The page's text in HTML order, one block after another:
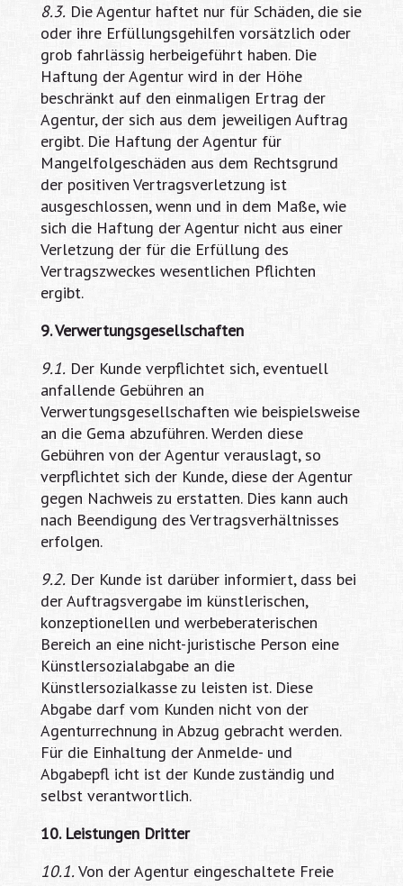
8.3.Die Agentur haftet nur für Schäden, die sie
oder ihre Erfüllungsgehilfen vorsätzlich oder
grob fahrlässig herbeigeführt haben. Die
Haftung der Agentur wird in der Höhe
beschränkt auf den einmaligen Ertrag der
Agentur, der sich aus dem jeweiligen Auftrag
ergibt. Die Haftung der Agentur für
Mangelfolgeschäden aus dem Rechtsgrund
der positiven Vertragsverletzung ist
ausgeschlossen, wenn und in dem Maße, wie
sich die Haftung der Agentur nicht aus einer
Verletzung der für die Erfüllung des
Vertragszweckes wesentlichen Pflichten
ergibt.
9. Verwertungsgesellschaften
9.1.Der Kunde verpflichtet sich, eventuell
anfallende Gebühren an
Verwertungsgesellschaften wie beispielsweise
an die Gema abzuführen. Werden diese
Gebühren von der Agentur verauslagt, so
verpflichtet sich der Kunde, diese der Agentur
gegen Nachweis zu erstatten. Dies kann auch
nach Beendigung des Vertragsverhältnisses
erfolgen.
9.2.Der Kunde ist darüber informiert, dass bei
der Auftragsvergabe im künstlerischen,
konzeptionellen und werbeberaterischen
Bereich an eine nicht-juristische Person eine
Künstlersozialabgabe an die
Künstlersozialkasse zu leisten ist. Diese
Abgabe darf vom Kunden nicht von der
Agenturrechnung in Abzug gebracht werden.
Für die Einhaltung der Anmelde- und
Abgabepfl icht ist der Kunde zuständig und
selbst verantwortlich.
10. Leistungen Dritter
10.1.Von der Agentur eingeschaltete Freie